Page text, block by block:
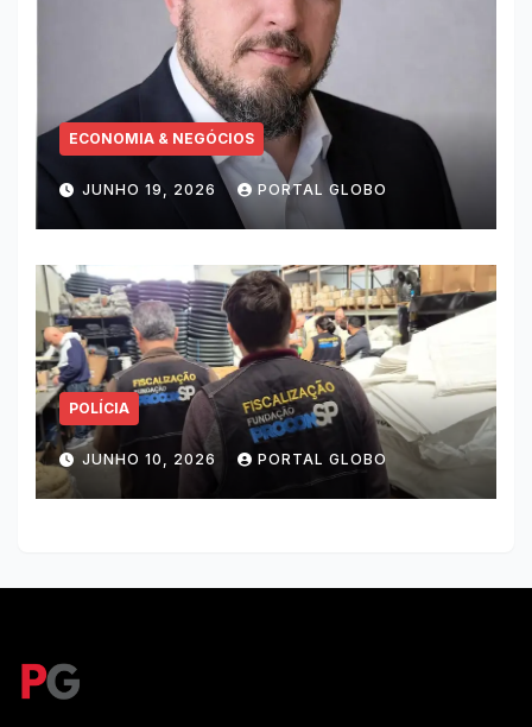
ECONOMIA & NEGÓCIOS
JUNHO 19, 2026 PORTAL GLOBO
POLÍCIA
JUNHO 10, 2026 PORTAL GLOBO